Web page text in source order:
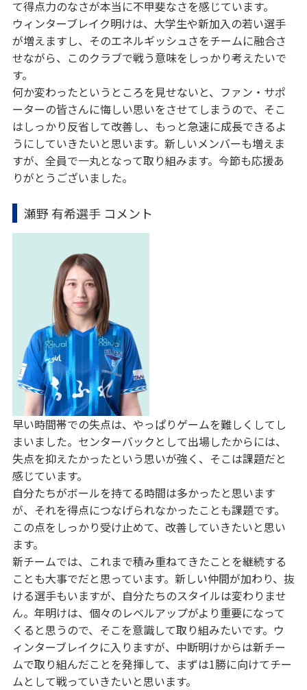
て得点力のなさが本当に不甲斐なさを感じています。
ウィンターブレイク明けは、大学生や新加入の若い選手
が増えますし、そのエネルギッシュさをチームに融合さ
せながら、このクラブで戦う意味をしっかり考えたいで
す。
何か変わったというところを見せないと、ファン・サポ
ーターの皆さんに悔しい思いをさせてしまうので、そこ
はしっかり反省して改善し、もっと急速に成長できるよ
うにしていきたいと思います。新しいメンバーも増えま
すが、全員で一丸となって取り組みます。今節も応援あ
りがとうございました。
瀬野 有希選手 コメント
早い時間帯での失点は、やっぱりゲームを難しくしてし
まいました。センターバックとして出場したからには、
失点を抑えたかったという思いが強く、そこは課題だと
感じています。
自分たちがボールを持てる時間は多かったと思います
が、それを得点につなげられなかったことも課題です。
この点をしっかり受け止めて、改善していきたいと思い
ます。
新チームでは、これまで積み重ねてきたことを継続する
ことも大事でだと思っています。新しい仲間が加わり、抜
ける選手もいますが、自分たちのスタイルは変わりませ
ん。年明けは、個々のレベルアップがより重要になって
くると思うので、そこを意識して取り組みたいです。ウ
ィンターブレイクに入りますが、中断明けからは新チー
ムで取り組んだことを発揮して、まずは1勝に向けてチー
ムとして戦っていきたいと思います。